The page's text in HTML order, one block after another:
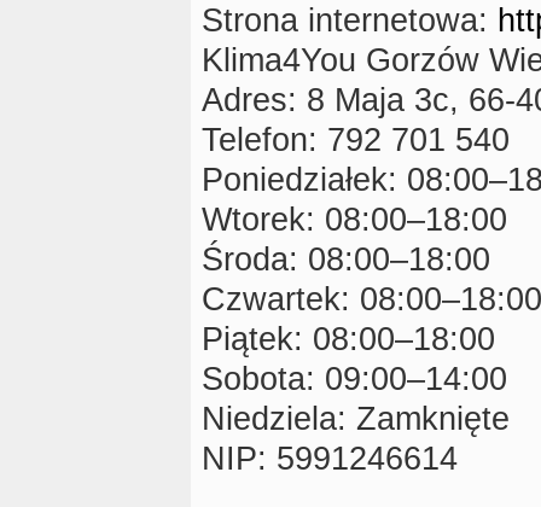
Strona internetowa:
Klima4You Gorzów
Adres: 8 Maja 3c, 66-
Telefon: 792 701 540
Poniedziałek:
Wtorek: 08:00–18:00
Środa: 08:00–18:00
Czwartek: 08:00–18:00
Piątek: 08:00–18:00
Sobota: 09:00–14:00
Niedziela: Zamknięte
NIP: 5991246614